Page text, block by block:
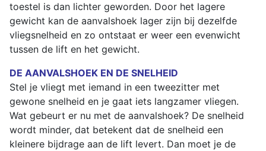
toestel is dan lichter geworden. Door het lagere
gewicht kan de aanvalshoek lager zijn bij dezelfde
vliegsnelheid en zo ontstaat er weer een evenwicht
tussen de lift en het gewicht.
DE AANVALSHOEK EN DE SNELHEID
Stel je vliegt met iemand in een tweezitter met
gewone snelheid en je gaat iets langzamer vliegen.
Wat gebeurt er nu met de aanvalshoek? De snelheid
wordt minder, dat betekent dat de snelheid een
kleinere bijdrage aan de lift levert. Dan moet je de